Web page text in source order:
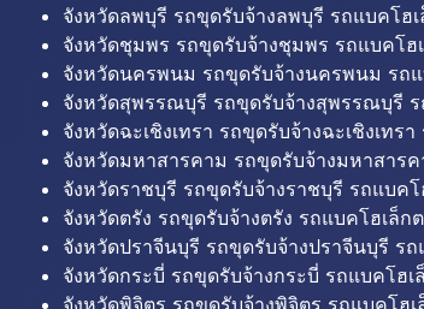
จังหวัดลพบุรี รถขุดรับจ้างลพบุรี รถแบคโฮ
จังหวัดชุมพร รถขุดรับจ้างชุมพร รถแบคโ
จังหวัดนครพนม รถขุดรับจ้างนครพนม รถ
จังหวัดสุพรรณบุรี รถขุดรับจ้างสุพรรณบุรี
จังหวัดฉะเชิงเทรา รถขุดรับจ้างฉะเชิงเทร
จังหวัดมหาสารคาม รถขุดรับจ้างมหาสาร
จังหวัดราชบุรี รถขุดรับจ้างราชบุรี รถแบค
จังหวัดตรัง รถขุดรับจ้างตรัง รถแบคโฮเล็
จังหวัดปราจีนบุรี รถขุดรับจ้างปราจีนบุรี ร
จังหวัดกระบี่ รถขุดรับจ้างกระบี่ รถแบคโฮ
จังหวัดพิจิตร รถขุดรับจ้างพิจิตร รถแบคโฮ